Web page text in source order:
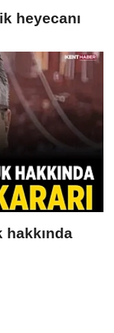
heyecanı
hakkında